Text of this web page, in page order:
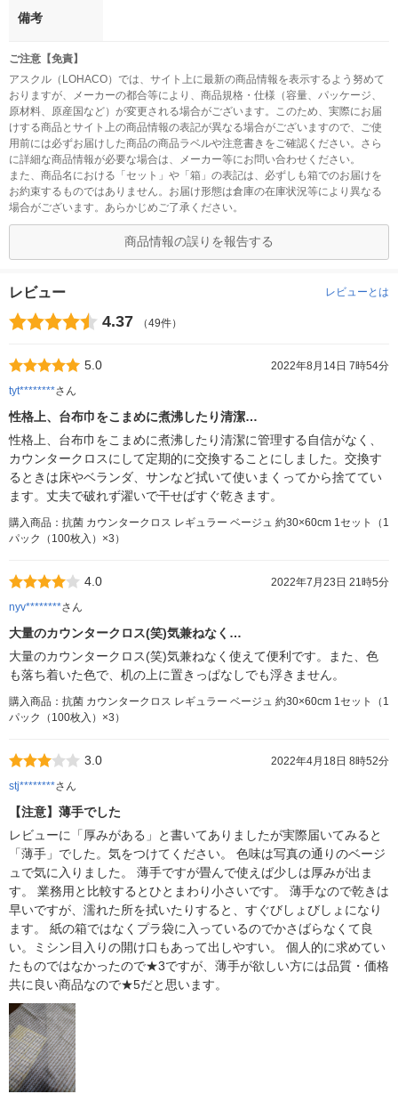
備考
ご注意【免責】
アスクル（LOHACO）では、サイト上に最新の商品情報を表示するよう努めて
おりますが、メーカーの都合等により、商品規格・仕様（容量、パッケージ、
原材料、原産国など）が変更される場合がございます。このため、実際にお届
けする商品とサイト上の商品情報の表記が異なる場合がございますので、ご使
用前には必ずお届けした商品の商品ラベルや注意書きをご確認ください。さら
に詳細な商品情報が必要な場合は、メーカー等にお問い合わせください。
また、商品名における「セット」や「箱」の表記は、必ずしも箱でのお届けを
お約束するものではありません。お届け形態は倉庫の在庫状況等により異なる
場合がございます。あらかじめご了承ください。
商品情報の誤りを報告する
レビュー レビューとは
4.37 （49件）
5.0
2022年8月14日 7時54分
tyt********さん
性格上、台布巾をこまめに煮沸したり清潔…
性格上、台布巾をこまめに煮沸したり清潔に管理する自信がなく、
カウンタークロスにして定期的に交換することにしました。交換す
るときは床やベランダ、サンなど拭いて使いまくってから捨ててい
ます。丈夫で破れず濯いで干せばすぐ乾きます。
購入商品：抗菌 カウンタークロス レギュラー ベージュ 約30×60cm 1セット（1
パック（100枚入）×3）
4.0
2022年7月23日 21時5分
nyv********さん
大量のカウンタークロス(笑)気兼ねなく…
大量のカウンタークロス(笑)気兼ねなく使えて便利です。また、色
も落ち着いた色で、机の上に置きっぱなしでも浮きません。
購入商品：抗菌 カウンタークロス レギュラー ベージュ 約30×60cm 1セット（1
パック（100枚入）×3）
3.0
2022年4月18日 8時52分
stj********さん
【注意】薄手でした
レビューに「厚みがある」と書いてありましたが実際届いてみると
「薄手」でした。気をつけてください。 色味は写真の通りのベージ
ュで気に入りました。 薄手ですが畳んで使えば少しは厚みが出ま
す。 業務用と比較するとひとまわり小さいです。 薄手なので乾きは
早いですが、濡れた所を拭いたりすると、すぐびしょびしょになり
ます。 紙の箱ではなくプラ袋に入っているのでかさばらなくて良
い。ミシン目入りの開け口もあって出しやすい。 個人的に求めてい
たものではなかったので★3ですが、薄手が欲しい方には品質・価格
共に良い商品なので★5だと思います。